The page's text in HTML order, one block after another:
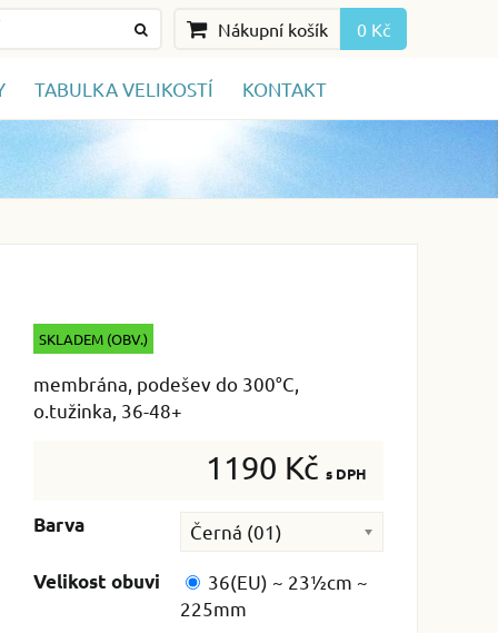
Nákupní košík 0 Kč
TABULKA VELIKOSTÍ KONTAKT
SKLADEM (OBV.)
membrána, podešev do 300°C,
o.tužinka, 36-48+
1190 Kč s DPH
Barva Černá (01)
Velikost obuvi
36(EU) ~ 23½cm ~
225mm